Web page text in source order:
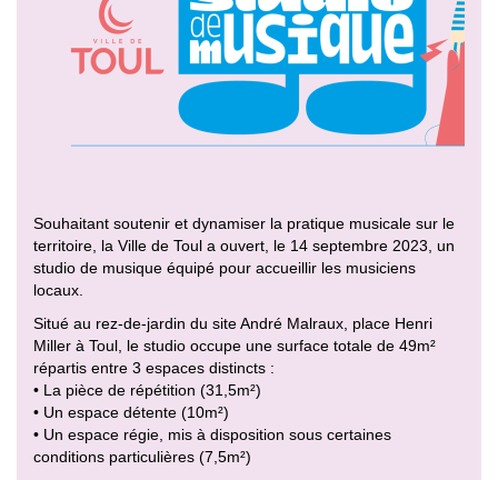
Souhaitant soutenir et dynamiser la pratique musicale sur le
territoire, la Ville de Toul a ouvert, le 14 septembre 2023, un
studio de musique équipé pour accueillir les musiciens
locaux.
Situé au rez-de-jardin du site André Malraux, place Henri
Miller à Toul, le studio occupe une surface totale de 49m²
répartis entre 3 espaces distincts :
• La pièce de répétition (31,5m²)
• Un espace détente (10m²)
• Un espace régie, mis à disposition sous certaines
conditions particulières (7,5m²)